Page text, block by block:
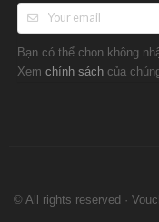
Bạn có thể chọn không
Xem chính sách của
© All rights reserved ·